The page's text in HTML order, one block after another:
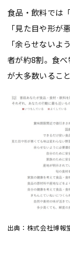
食品・飲料では
「見た目や形が
「余らせない
者が約8割。食
が大多数いるこ
出典：株式会社博報